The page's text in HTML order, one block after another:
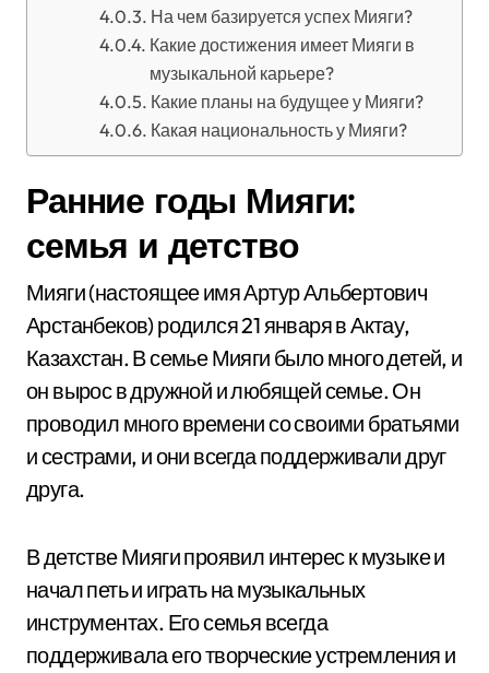
На чем базируется успех Мияги?
Какие достижения имеет Мияги в
музыкальной карьере?
Какие планы на будущее у Мияги?
Какая национальность у Мияги?
Ранние годы Мияги:
семья и детство
Мияги (настоящее имя Артур Альбертович
Арстанбеков) родился 21 января в Актау,
Казахстан. В семье Мияги было много детей, и
он вырос в дружной и любящей семье. Он
проводил много времени со своими братьями
и сестрами, и они всегда поддерживали друг
друга.
В детстве Мияги проявил интерес к музыке и
начал петь и играть на музыкальных
инструментах. Его семья всегда
поддерживала его творческие устремления и